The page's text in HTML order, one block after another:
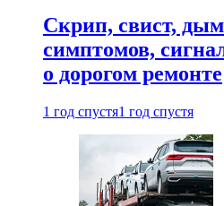
Скрип, свист,
симптомов,
о дорогом ремонте
1 год спустя1 год спустя